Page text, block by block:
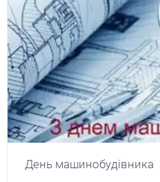
День машинобудівника